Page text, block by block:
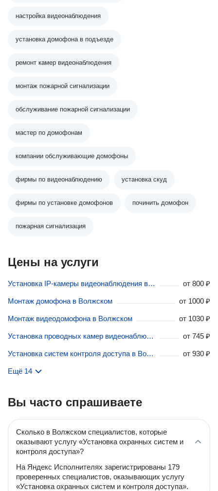
настройка видеонаблюдения
установка домофона в подъезде
ремонт камер видеонаблюдения
монтаж пожарной сигнализации
обслуживание пожарной сигнализации
мастер по домофонам
компании обслуживающие домофоны
фирмы по видеонаблюдению установка скуд
фирмы по установке домофонов починить домофон
пожарная сигнализация
Цены на услуги
Установка IP-камеры видеонаблюдения в Волжском от 800 ₽
Монтаж домофона в Волжском от 1000 ₽
Монтаж видеодомофона в Волжском от 1030 ₽
Установка проводных камер видеонаблюдения в Волжском от 745 ₽
Установка систем контроля доступа в Волжском от 930 ₽
Ещё 14
Вы часто спрашиваете
Сколько в Волжском специалистов, которые
оказывают услугу «Установка охранных систем и
контроля доступа»?
На Яндекс Исполнителях зарегистрированы 179
проверенных специалистов, оказывающих услугу
«Установка охранных систем и контроля доступа».